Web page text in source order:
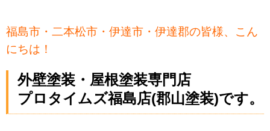
福島市・二本松市・伊達市・伊達郡の皆様、こん
にちは！
外壁塗装・屋根塗装専門店
プロタイムズ福島店(郡山塗装)です。